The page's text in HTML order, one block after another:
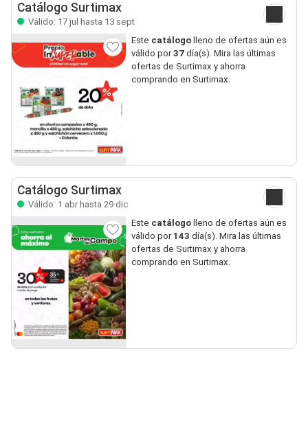
Catálogo Surtimax
Válido: 17 jul hasta 13 sept
Este catálogolleno de ofertas aún es
válido por37día(s). Mira las últimas
ofertas de Surtimax y ahorra
comprando en Surtimax.
Catálogo Surtimax
Válido: 1 abr hasta 29 dic
Este catálogolleno de ofertas aún es
válido por 143 día(s). Mira las últimas
ofertas de Surtimax y ahorra
comprando en Surtimax.